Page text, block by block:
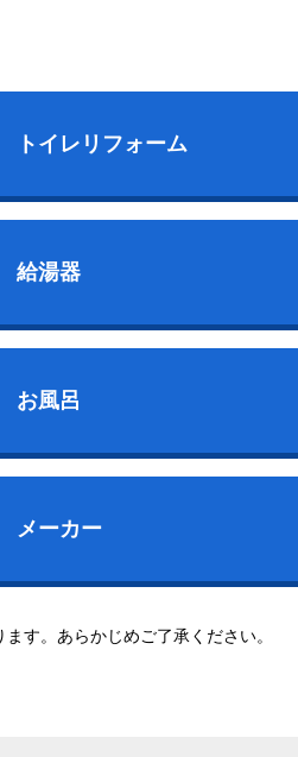
トイレリフォーム
給湯器
お風呂
メーカー
す。あらかじめご了承ください。